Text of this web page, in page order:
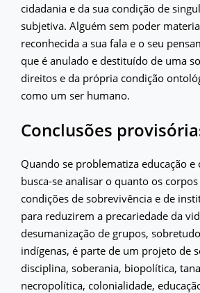
cidadania e da sua condição de
subjetiva. Alguém sem poder
reconhecida a sua fala e o seu
que é anulado e destituído de uma
direitos e da própria condição
como um ser humano.
Conclusões
Quando se problematiza educação e
busca-se analisar o quanto os
condições de sobrevivência e de
para reduzirem a precariedade da
desumanização de grupos,
indígenas, é parte de um projeto de
disciplina, soberania, biopolítica,
necropolítica, colonialidade,